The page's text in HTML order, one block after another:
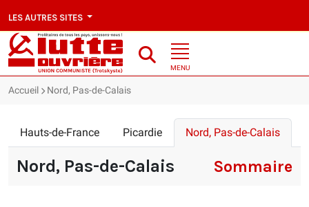
LES AUTRES SITES
MENU
Accueil Nord, Pas-de-Calais
Hauts-de-France Picardie Nord, Pas-de-Calais
Nord, Pas-de-Calais Sommaire